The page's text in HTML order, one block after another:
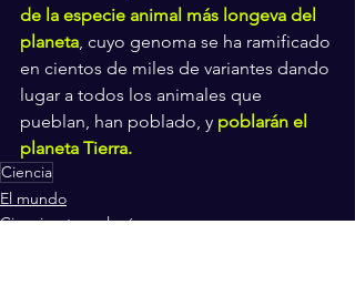
de la especie animal más longeva del
planeta , cuyo genoma se ha ramificado
en cientos de miles de variantes dando
lugar a todos los animales que
pueblan, han poblado, y poblarán el
planeta Tierra.
Ciencia
El mundo
Ciencia y tecnología